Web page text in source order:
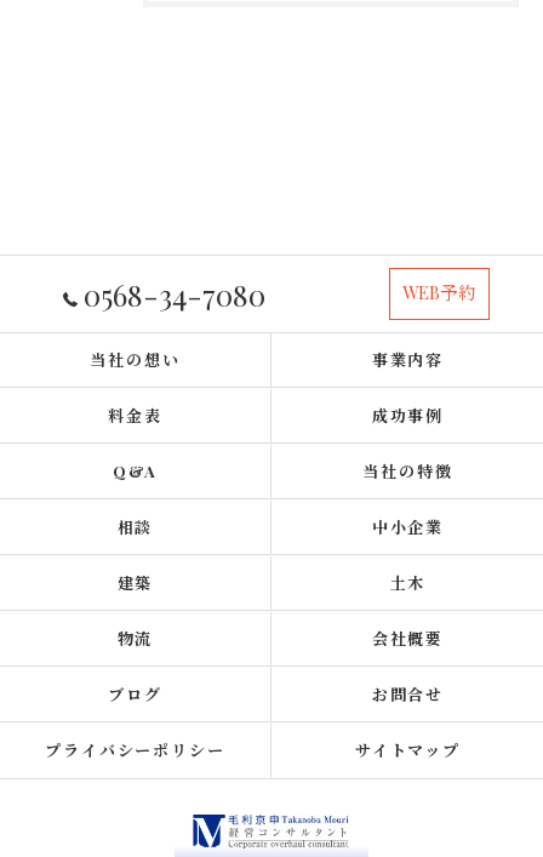
0568-34-7080 WEB予約
当社の想い 事業内容
料金表 成功事例
Q&A 当社の特徴
相談 中小企業
建築 土木
物流 会社概要
ブログ お問合せ
プライバシーポリシー サイトマップ